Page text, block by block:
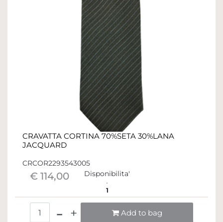
CRAVATTA CORTINA 70%SETA 30%LANA
JACQUARD
CRCOR2293543005
€ 114,00 Disponibilita'
1
Add to bag